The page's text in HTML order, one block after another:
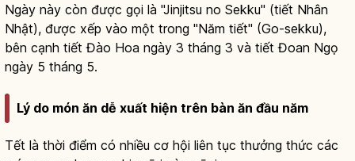
Ngày này còn được gọi là "Jinjitsu no Sekku" (tiết Nhân
Nhật), được xếp vào một trong "Năm tiết" (Go-sekku),
bên cạnh tiết Đào Hoa ngày 3 tháng 3 và tiết Đoan Ngọ
ngày 5 tháng 5.
Lý do món ăn dễ xuất hiện trên bàn ăn đầu năm
Tết là thời điểm có nhiều cơ hội liên tục thưởng thức các